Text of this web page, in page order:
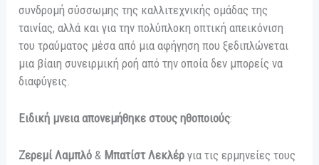
συνδρομή σύσσωμης της καλλιτεχνικής ομάδας της
ταινίας, αλλά και για την πολύπλοκη οπτική απεικόνιση
του τραύματος μέσα από μια αφήγηση που ξεδιπλώνεται
μια βίαιη συνειρμική ροή από την οποία δεν μπορείς να
διαφύγεις.
Ειδική μνεια απονεμήθηκε στους ηθοποιούς:
Ζερεμί Λαμπλό & Μπατίστ Λεκλέρ για τις ερμηνείες τους